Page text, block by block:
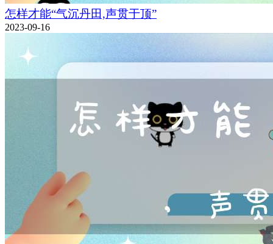
怎样才能“气沉丹田,声贯于顶”
2023-09-16